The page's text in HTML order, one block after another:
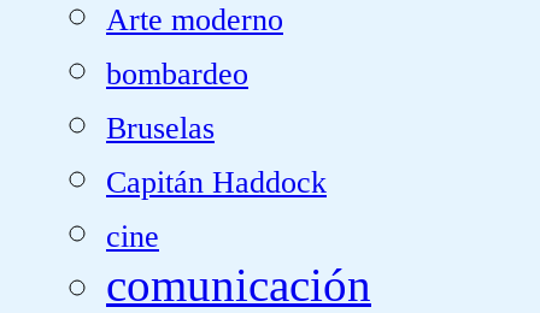
Arte moderno
bombardeo
Bruselas
Capitán Haddock
cine
comunicación